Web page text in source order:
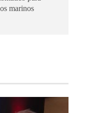
marinos